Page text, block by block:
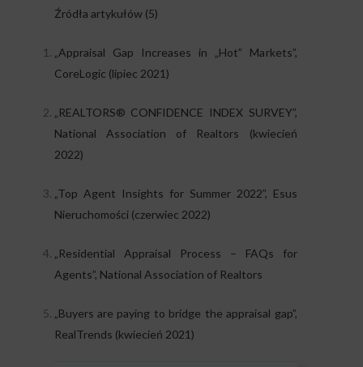
Źródła artykułów (5)
„Appraisal Gap Increases in „Hot” Markets”,
CoreLogic (lipiec 2021)
„REALTORS® CONFIDENCE INDEX SURVEY”,
National Association of Realtors (kwiecień
2022)
„Top Agent Insights for Summer 2022”, Esus
Nieruchomości (czerwiec 2022)
„Residential Appraisal Process – FAQs for
Agents”, National Association of Realtors
„Buyers are paying to bridge the appraisal gap”,
RealTrends (kwiecień 2021)